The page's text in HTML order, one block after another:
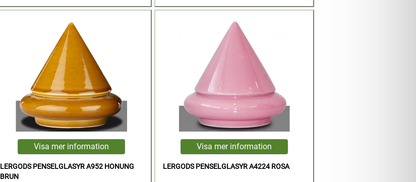
LERGODS PENSELGLASYR A952 HONUNG
BRUN
LERGODS PENSELGLASYR A4224 ROSA